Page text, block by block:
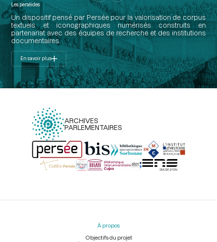
Les perséides
Un dispositif pensé par Persée pour la valorisation de corpus
textuels et iconographiques numérisés construits en
partenariat avec des équipes de recherche et des institutions
documentaires.
En savoir plus
ARCHIVES
PARLEMENTAIRES
Menu
À propos
Objectifs du projet